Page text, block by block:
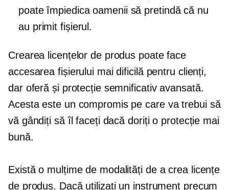
poate împiedica oamenii să pretindă că nu
au primit fișierul.
Crearea licențelor de produs poate face
accesarea fișierului mai dificilă pentru clienți,
dar oferă și protecție semnificativ avansată.
Acesta este un compromis pe care va trebui să
vă gândiți să îl faceți dacă doriți o protecție mai
bună.
Există o mulțime de modalități de a crea licențe
de produs. Dacă utilizați un instrument precum